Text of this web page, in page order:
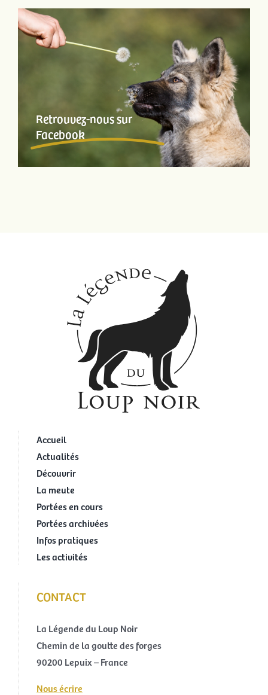
Retrouvez-nous sur
Facebook
Accueil
Actualités
Découvrir
La meute
Portées en cours
Portées archivées
Infos pratiques
Les activités
CONTACT
La Légende du Loup Noir
Chemin de la goutte des forges
90200 Lepuix – France
Nous écrire